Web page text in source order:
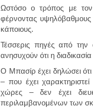
Ωστόσο ο τρόπος με
φέρνοντας υψηλόβαθμους
κάποιους.
Τέσσερις πηγές από την
ανησυχούν ότι η
Ο Μπασίρ έχει δηλώσει
– που έχει
χώρες – δεν έχει
περιλαμβανομένων των